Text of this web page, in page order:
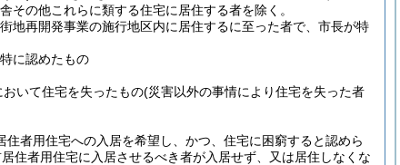
の他これらに類する住宅に居住する者を除く。
地再開発事業の施行地区内に居住するに至った者で、市長が特
に認めたもの
いて住宅を失ったもの(災害以外の事情により住宅を失った者
者用住宅への入居を希望し、かつ、住宅に困窮すると認めら
住者用住宅に入居させるべき者が入居せず、又は居住しなくな